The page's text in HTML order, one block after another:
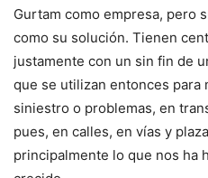
Gurtam como empresa, pero
como su solución. Tienen
justamente con un sin fin de
que se utilizan entonces para
siniestro o problemas, en
pues, en calles, en vías y
principalmente lo que nos ha